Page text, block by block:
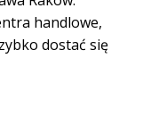
handlowe,
dostać się